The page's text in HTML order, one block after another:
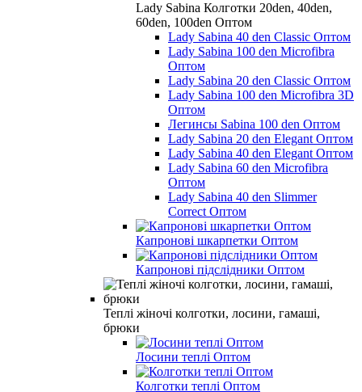
Lady Sabina Колготки 20den, 40den,
60den, 100den Оптом
Lady Sabina 40 den Classic Оптом
Lady Sabina 100 den Microfibra
Оптом
Lady Sabina 20 den Classic Оптом
Lady Sabina 100 den Microfibra 3D
Оптом
Легинсы Sabina 100 den Оптом
Lady Sabina 20 den Elegant Оптом
Lady Sabina 40 den Elegant Оптом
Lady Sabina 60 den Microfibra
Оптом
Lady Sabina 40 den Slimmer
Correct Оптом
Капронові шкарпетки Оптом
Капронові підслідники Оптом
Теплі жіночі колготки, лосини, гамаші,
брюки
Лосини теплі Оптом
Колготки теплі Оптом